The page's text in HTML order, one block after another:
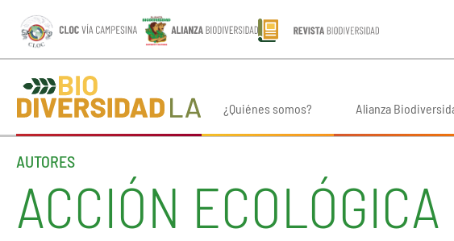
¿Quiénes somos? Alianza
AUTORES
ACCIÓN ECOLÓGICA